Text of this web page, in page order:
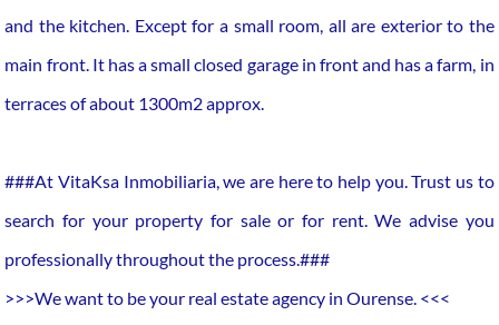
and the kitchen. Except for a small room, all are exterior to the
main front. It has a small closed garage in front and has a farm, in
terraces of about 1300m2 approx.
###At VitaKsa Inmobiliaria, we are here to help you. Trust us to
search for your property for sale or for rent. We advise you
professionally throughout the process.###
>>>We want to be your real estate agency in Ourense. <<<